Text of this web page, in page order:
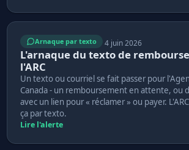
Arnaque par texto 4 juin 2026
L'arnaque du texto de
l'ARC
Un texto ou courriel se fait passer pour
Canada - un remboursement en attente, ou
avec un lien pour « réclamer » ou payer.
ça par texto.
Lire l'alerte